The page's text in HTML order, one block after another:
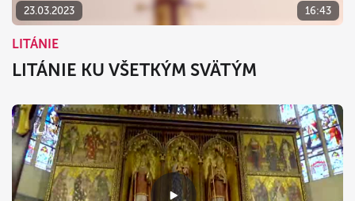
23.03.2023 16:43
LITÁNIE
LITÁNIE KU VŠETKÝM SVÄTÝM